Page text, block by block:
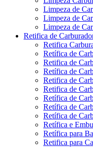
Limpeza de
Limpeza de
Limpeza de
Retifica de
Retifica
Retífica de
Retifica de
Retífica de
Retifica de
Retifica de
Retífica de
Retífica de
Retífica de
Retífica e
Retífica para
Retifica para